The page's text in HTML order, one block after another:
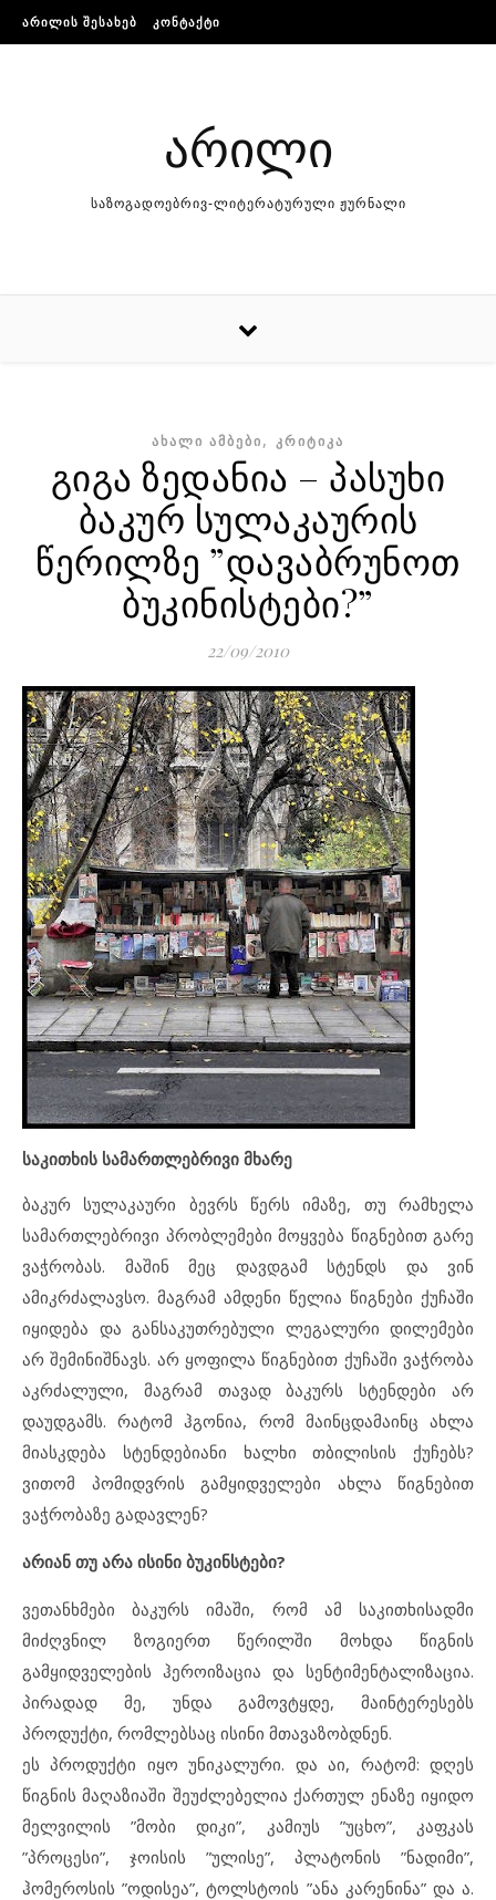
Skip to content
ᲐᲠᲘᲚᲘᲡ ᲨᲔᲡᲐᲮᲔᲑ ᲙᲝᲜᲢᲐᲥᲢᲘ
არილი
საზოგადოებრივ-ლიტერატურული ჟურნალი
ᲐᲮᲐᲚᲘ ᲐᲛᲑᲔᲑᲘ, ᲙᲠᲘᲢᲘᲙᲐ
გიგა ზედანია – პასუხი
ბაკურ სულაკაურის
წერილზე ”დავაბრუნოთ
ბუკინისტები?”
22/09/2010
საკითხის სამართლებრივი მხარე
ბაკურ სულაკაური ბევრს წერს იმაზე, თუ რამხელა
სამართლებრივი პრობლემები მოყვება წიგნებით გარე
ვაჭრობას. მაშინ მეც დავდგამ სტენდს და ვინ
ამიკრძალავსო. მაგრამ ამდენი წელია წიგნები ქუჩაში
იყიდება და განსაკუთრებული ლეგალური დილემები
არ შემინიშნავს. არ ყოფილა წიგნებით ქუჩაში ვაჭრობა
აკრძალული, მაგრამ თავად ბაკურს სტენდები არ
დაუდგამს. რატომ ჰგონია, რომ მაინცდამაინც ახლა
მიასკდება სტენდებიანი ხალხი თბილისის ქუჩებს?
ვითომ პომიდვრის გამყიდველები ახლა წიგნებით
ვაჭრობაზე გადავლენ?
არიან თუ არა ისინი ბუკინსტები?
ვეთანხმები ბაკურს იმაში, რომ ამ საკითხისადმი
მიძღვნილ ზოგიერთ წერილში მოხდა წიგნის
გამყიდველების ჰეროიზაცია და სენტიმენტალიზაცია.
პირადად მე, უნდა გამოვტყდე, მაინტერესებს
პროდუქტი, რომლებსაც ისინი მთავაზობდნენ.
ეს პროდუქტი იყო უნიკალური. და აი, რატომ: დღეს
წიგნის მაღაზიაში შეუძლებელია ქართულ ენაზე იყიდო
მელვილის ”მობი დიკი”, კამიუს ”უცხო”, კაფკას
”პროცესი”, ჯოისის ”ულისე”, პლატონის ”ნადიმი”,
ჰომეროსის ”ოდისეა”, ტოლსტოის ”ანა კარენინა” და ა.